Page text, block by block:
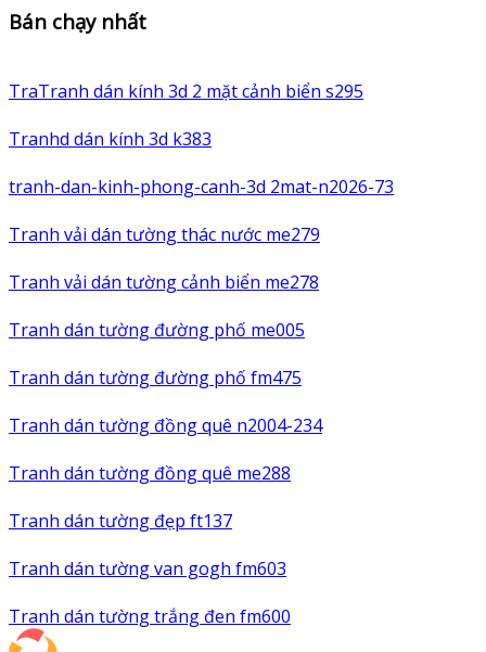
Bán chạy nhất
TraTranh dán kính 3d 2 mặt cảnh biển s295
Tranhd dán kính 3d k383
tranh-dan-kinh-phong-canh-3d 2mat-n2026-73
Tranh vải dán tường thác nước me279
Tranh vải dán tường cảnh biển me278
Tranh dán tường đường phố me005
Tranh dán tường đường phố fm475
Tranh dán tường đồng quê n2004-234
Tranh dán tường đồng quê me288
Tranh dán tường đẹp ft137
Tranh dán tường van gogh fm603
Tranh dán tường trắng đen fm600